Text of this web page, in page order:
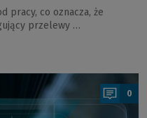
pracy, co oznacza, że
przelewy …
0